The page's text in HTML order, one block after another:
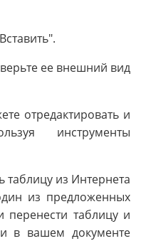
ее внешний вид
отредактировать и
инструменты
таблицу из Интернета
из предложенных
перенести таблицу и
в вашем документе